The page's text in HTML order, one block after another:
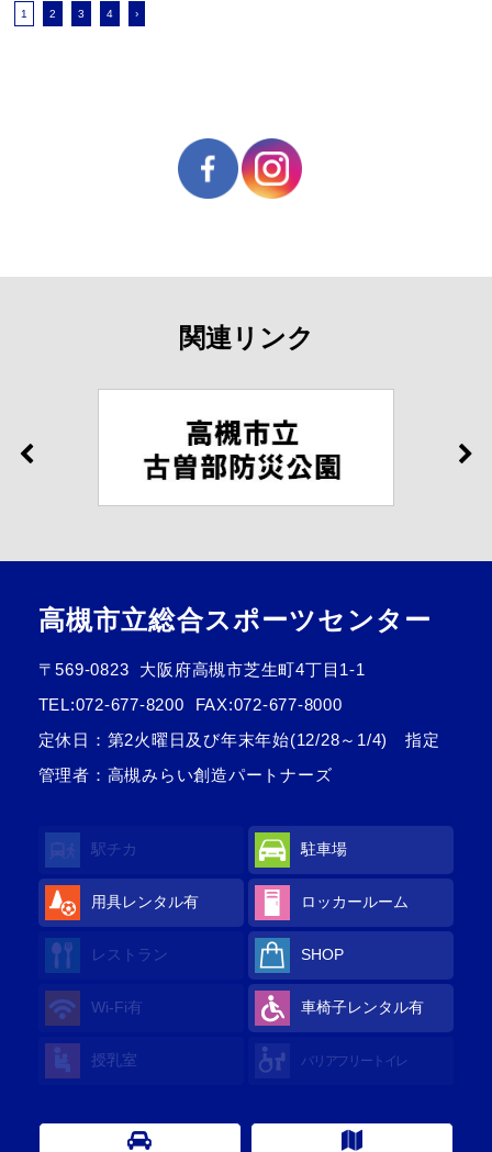
1 2 3 4 ›
関連リンク
高槻市立総合スポーツセンター
〒569-0823
大阪府高槻市芝生町4丁目1-1
TEL:072-677-8200
FAX:072-677-8000
定休日：第2火曜日及び年末年始(12/28～1/4) 指定
管理者：高槻みらい創造パートナーズ
駅チカ 駐車場
用具レンタル有 ロッカールーム
レストラン SHOP
Wi-Fi有 車椅子レンタル有
授乳室 バリアフリートイレ